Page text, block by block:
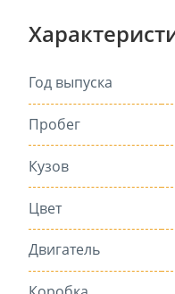
Год выпуска
Пробег
Кузов
Цвет
Двигатель